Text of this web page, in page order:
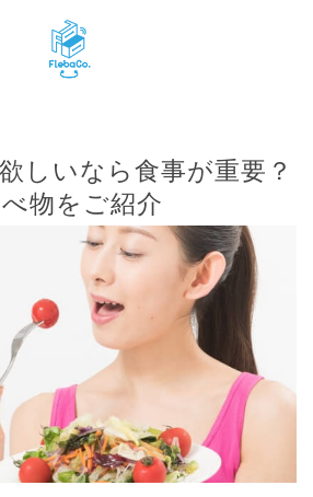
しいなら食事が重要？
物をご紹介